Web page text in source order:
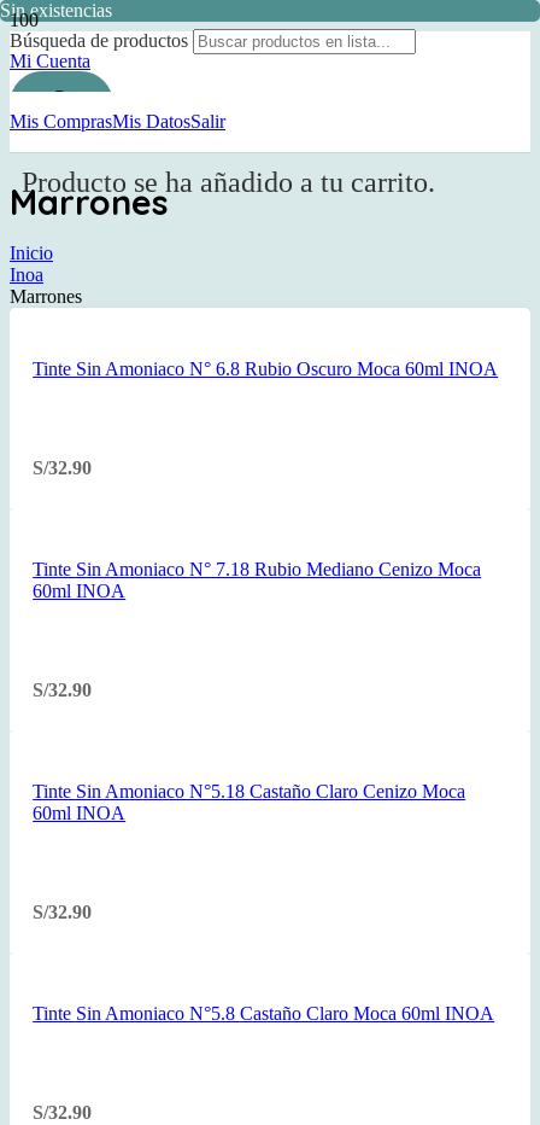
Búsqueda de productos
Mi Cuenta
Mis ComprasMis DatosSalir
Producto se ha añadido a tu carrito.
Marrones
Inicio
Inoa
Marrones
Tinte Sin Amoniaco N° 6.8 Rubio Oscuro Moca 60ml INOA
S/32.90
Tinte Sin Amoniaco N° 7.18 Rubio Mediano Cenizo Moca
60ml INOA
S/32.90
Tinte Sin Amoniaco N°5.18 Castaño Claro Cenizo Moca
60ml INOA
S/32.90
Sin existencias
Tinte Sin Amoniaco N°5.8 Castaño Claro Moca 60ml INOA
S/32.90